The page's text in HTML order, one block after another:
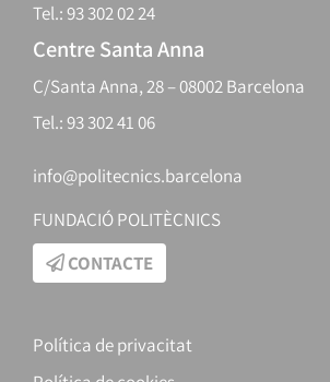
Tel.: 93 302 02 24
Centre Santa Anna
C/Santa Anna, 28 – 08002 Barcelona
Tel.: 93 302 41 06
info@politecnics.barcelona
FUNDACIÓ POLITÈCNICS
CONTACTE
Política de privacitat